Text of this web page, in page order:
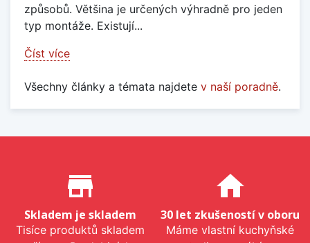
způsobů. Většina je určených výhradně pro jeden
typ montáže. Existují...
Číst více
Všechny články a témata najdete v naší poradně.
Proč nakupovat u nás?
store_mall_directory
Skladem je skladem
Tisíce produktů skladem
home
30 let zkušeností v oboru
Máme vlastní kuchyňské